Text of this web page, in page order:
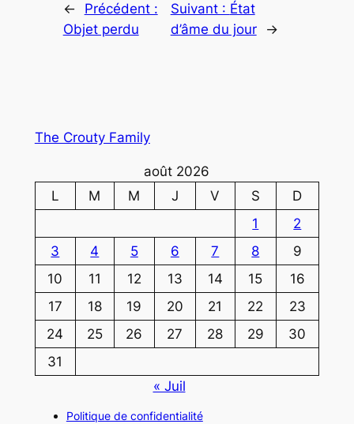
←
Précédent :
Objet perdu
Suivant : État
d’âme du jour
→
The Crouty Family
août 2026
L
M M J V S
D
1
2
3
4 5 6 7 8
9
10
11 12 13 14 15
16
17
18 19 20 21 22
23
24
25 26 27 28 29
30
31
« Juil
Politique de confidentialité